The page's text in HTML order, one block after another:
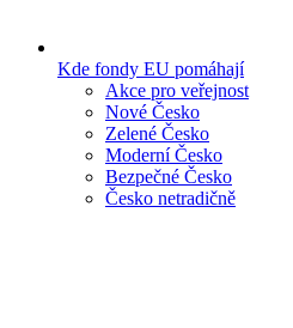
Kde fondy EU pomáhají
Akce pro veřejnost
Nové Česko
Zelené Česko
Moderní Česko
Bezpečné Česko
Česko netradičně